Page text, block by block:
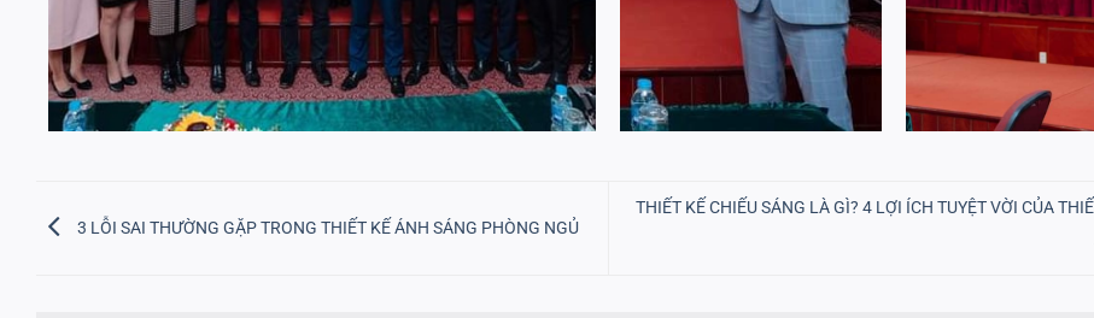
3 LỖI SAI THƯỜNG GẶP TRONG THIẾT KẾ ÁNH SÁNG PHÒNG NGỦ
THIẾT KẾ CHIẾU SÁNG LÀ GÌ? 4 LỢI ÍCH TUYỆT VỜI CỦA